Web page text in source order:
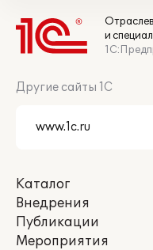
и
Другие сайты 1С
Каталог
Внедрения
Публикации
Мероприятия